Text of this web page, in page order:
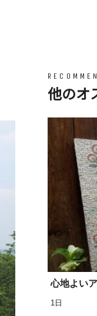
他のオ
心地よい
1日